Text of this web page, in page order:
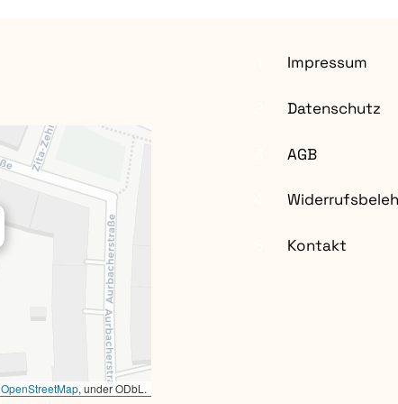
OpenStreetMap, under ODbL.
Impressum
Datenschutz
AGB
Kontakt